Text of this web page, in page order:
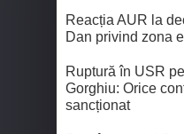
Reacția AUR la
Dan privind zona
Ruptură în USR
Gorghiu: Orice
sancționat